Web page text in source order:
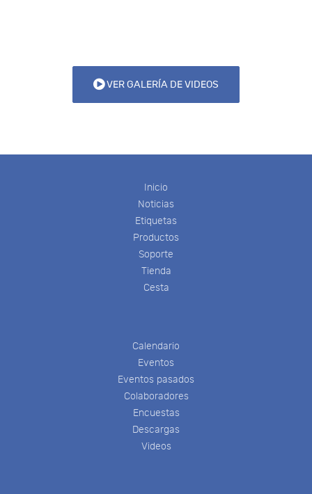
VER GALERÍA DE VIDEOS
Inicio
Noticias
Etiquetas
Productos
Soporte
Tienda
Cesta
Calendario
Eventos
Eventos pasados
Colaboradores
Encuestas
Descargas
Videos